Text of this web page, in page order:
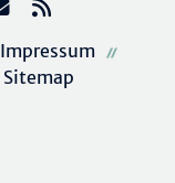
Impressum
Sitemap